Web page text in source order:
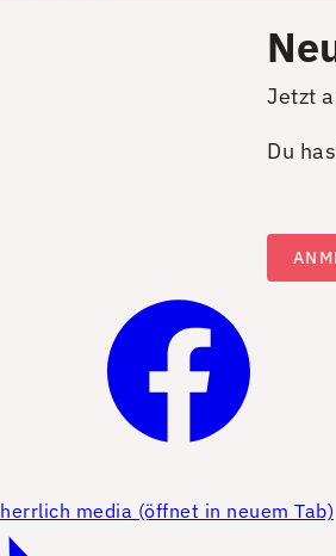
Jetzt
Du
herrlich media (öffnet in neuem Tab)